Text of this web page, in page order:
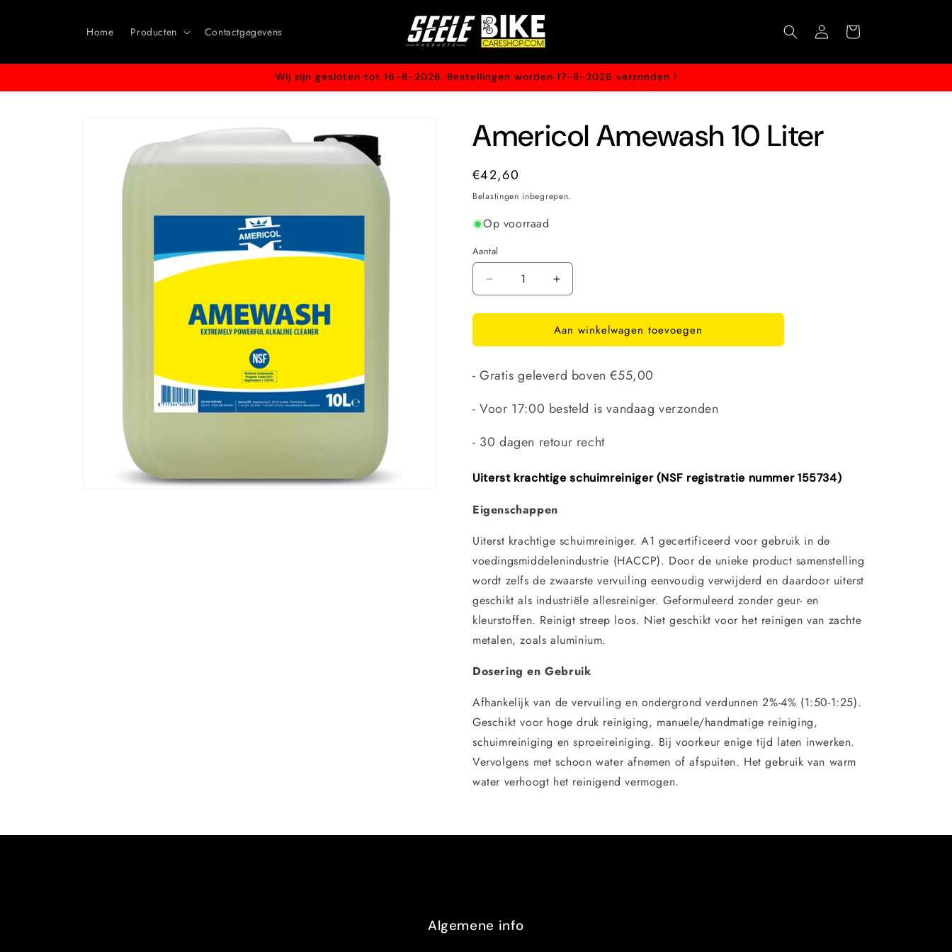
Home Producten Contactgegevens InloggenWinkelwagen
Wij zijn gesloten tot 16-8-2026. Bestellingen worden 17-8-2026 verzonden !
productinformatie
Americol Amewash 10 Liter
Normale
prijs
€42,60
Belastingen inbegrepen.
Op voorraad
Aantal
Aantal
Aantal
verlagen
voor
Amewash
Liter
Aantal
verhogen
voor
Americol
Amewash
Liter
Aan winkelwagen toevoegen
- Gratis geleverd boven €55,00
- Voor 17:00 besteld is vandaag verzonden
- 30 dagen retour recht
Uiterst krachtige schuimreiniger (NSF registratie nummer 155734)
Eigenschappen
Uiterst krachtige schuimreiniger. A1 gecertificeerd voor gebruik in de
voedingsmiddelenindustrie (HACCP). Door de unieke product samenstelling
wordt zelfs de zwaarste vervuiling eenvoudig verwijderd en daardoor uiterst
geschikt als industriële allesreiniger. Geformuleerd zonder geur- en
kleurstoffen. Reinigt streep loos. Niet geschikt voor het reinigen van zachte
metalen, zoals aluminium.
Dosering en Gebruik
Afhankelijk van de vervuiling en ondergrond verdunnen 2%-4% (1:50-1:25).
Geschikt voor hoge druk reiniging, manuele/handmatige reiniging,
schuimreiniging en sproeireiniging. Bij voorkeur enige tijd laten inwerken.
Vervolgens met schoon water afnemen of afspuiten. Het gebruik van warm
water verhoogt het reinigend vermogen.
Algemene info